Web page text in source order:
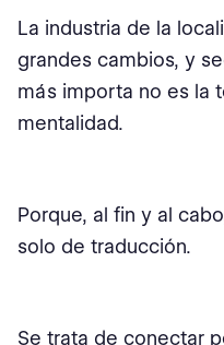
La industria de la
grandes cambios, y
más importa no es la
mentalidad.
Porque, al fin y al
solo de traducción.
Se trata de conectar